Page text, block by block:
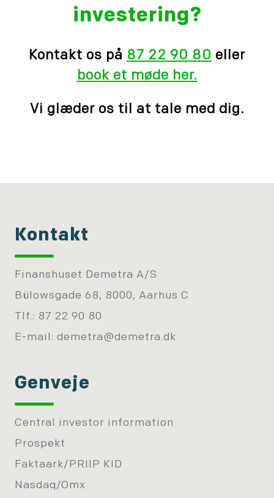
investering?
Kontakt os på 87 22 90 80 eller
book et møde her.
Vi glæder os til at tale med dig.
Kontakt
Finanshuset Demetra A/S
Bülowsgade 68, 8000, Aarhus C
Tlf.: 87 22 90 80
E-mail: demetra@demetra.dk
Genveje
Central investor information
Prospekt
Faktaark/PRIIP KID
Nasdaq/Omx